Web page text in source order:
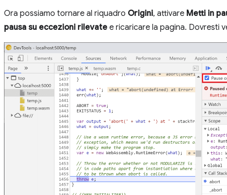
Ora possiamo tornare al riquadro Origini, attivare Metti in
pausa su eccezioni rilevate e ricaricare la pagina. Dovresti